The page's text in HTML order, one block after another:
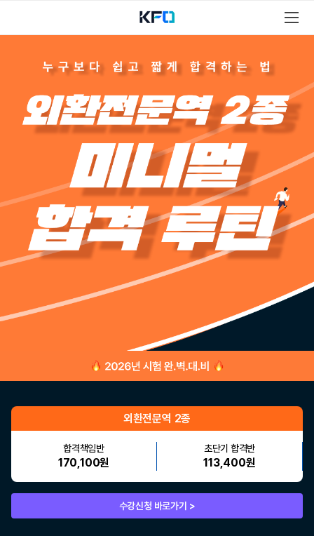
외환전문역 2종
합격책임반
170,100원
초단기 합격반
113,400원
수강신청 바로가기 >